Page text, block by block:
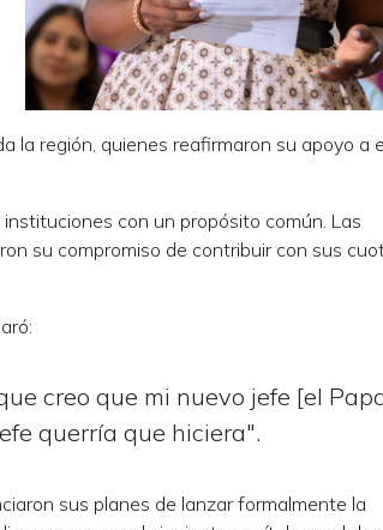
la región, quienes reafirmaron su apoyo a
con un propósito común. Las
su compromiso de contribuir con sus
creo que mi nuevo jefe [el
querría que hiciera".
sus planes de lanzar formalmente la